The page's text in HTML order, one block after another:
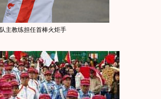
主教练担任首棒火炬手